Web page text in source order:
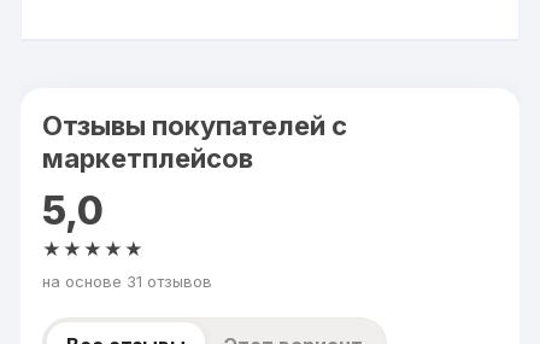
Отзывы покупателей с
маркетплейсов
5,0
★★★★★
на основе 31 отзывов